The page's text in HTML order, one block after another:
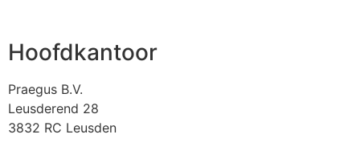
Hoofdkantoor
Praegus B.V.
Leusderend 28
3832 RC Leusden